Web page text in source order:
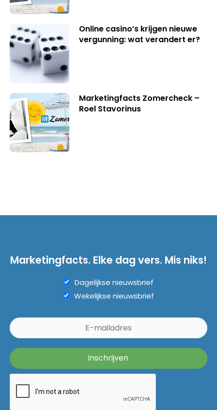
Online casino’s krijgen nieuwe
vergunning: wat verandert er?
Marketingfacts Zomercheck –
Roel Stavorinus
Marketingfacts. Elke dag vers. Mis niks!
Dagelijkse nieuwsbrief
Wekelijkse nieuwsbrief